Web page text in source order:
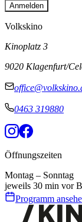
Anmelden
Volkskino
Kinoplatz 3
9020 Klagenfurt/
0463 319880
Öffnungszeiten
Montag – Sonntag
jeweils 30 min vor
Programm